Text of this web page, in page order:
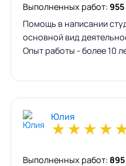
Выполненных работ: 955
Помощь в написании
основной вид
Опыт работы - более 10
Юлия
★★★★
Выполненных работ: 895